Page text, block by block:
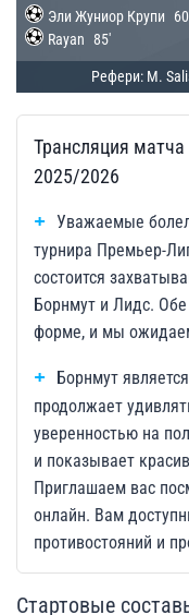
Эли Жуниор Крупи
Rayan 85'
Рефери: M.
Трансляция
2025/2026
Уважаемые
турнира Премьер-
состоится
Борнмут и Лидс.
форме, и мы
Борнмут
продолжает
уверенностью на
и показывает
Приглашаем вас
онлайн. Вам
противостояний и
Стартовые